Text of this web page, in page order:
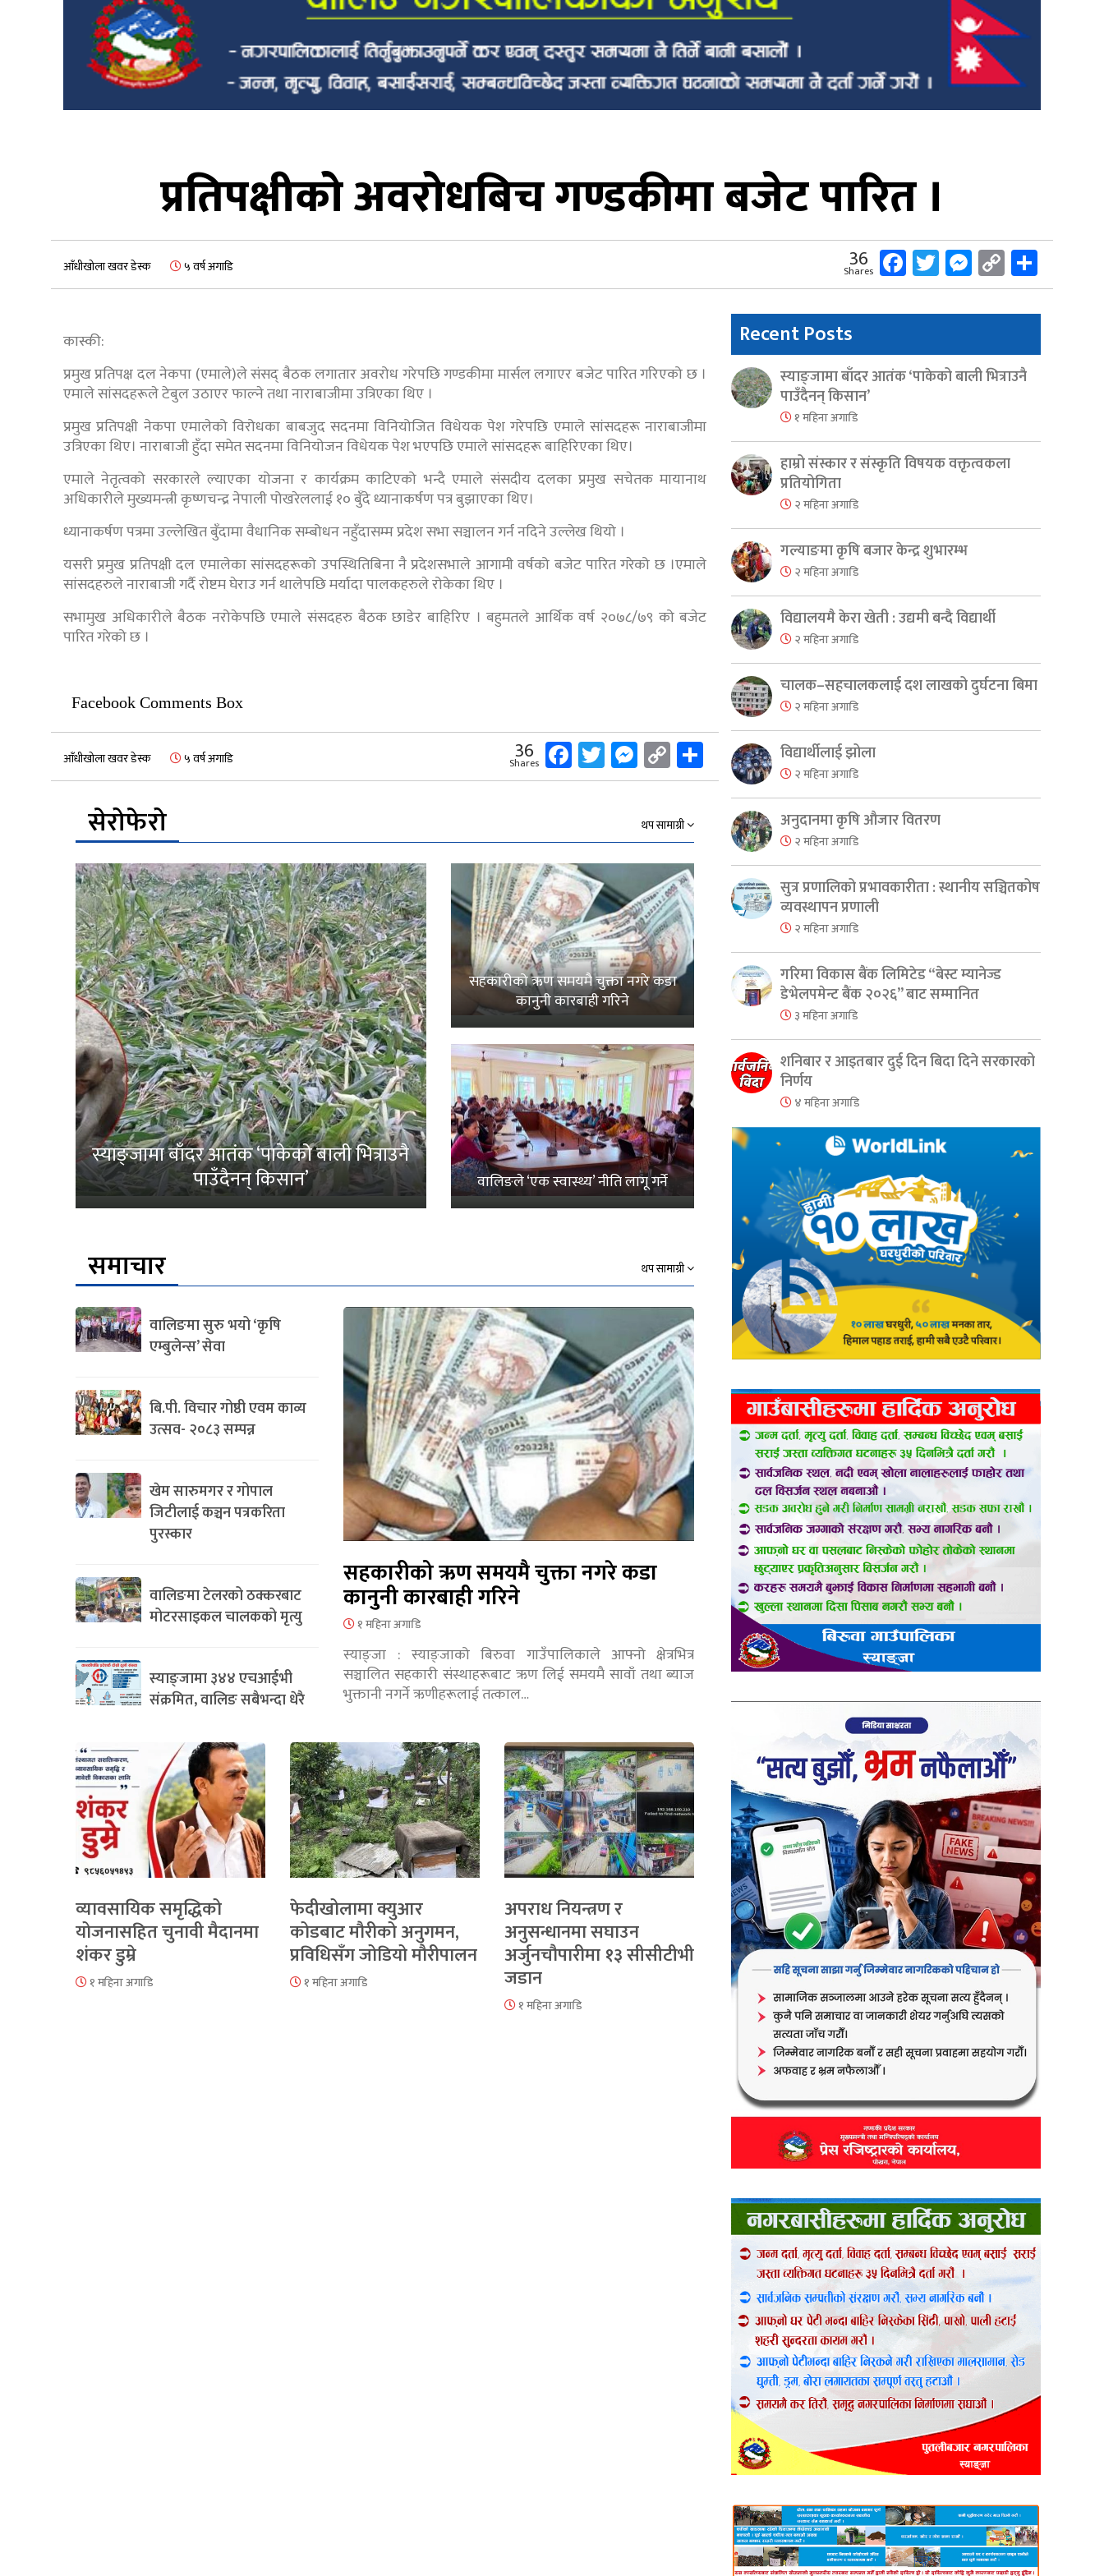
प्रतिपक्षीको अवरोधबिच गण्डकीमा बजेट पारित ।
आँधीखोला खवर डेस्क ५ वर्ष अगाडि 36
Shares Facebook
Twitter
Messenger
Copy
Link
कास्की:
प्रमुख प्रतिपक्ष दल नेकपा (एमाले)ले संसद् बैठक लगातार अवरोध गरेपछि गण्डकीमा मार्सल लगाएर बजेट पारित गरिएको छ ।
एमाले सांसदहरूले टेबुल उठाएर फाल्ने तथा नाराबाजीमा उत्रिएका थिए ।
प्रमुख प्रतिपक्षी नेकपा एमालेको विरोधका बाबजुद सदनमा विनियोजित विधेयक पेश गरेपछि एमाले सांसदहरू नाराबाजीमा
उत्रिएका थिए। नाराबाजी हुँदा समेत सदनमा विनियोजन विधेयक पेश भएपछि एमाले सांसदहरू बाहिरिएका थिए।
एमाले नेतृत्वको सरकारले ल्याएका योजना र कार्यक्रम काटिएको भन्दै एमाले संसदीय दलका प्रमुख सचेतक मायानाथ
अधिकारीले मुख्यमन्त्री कृष्णचन्द्र नेपाली पोखरेललाई १० बुँदे ध्यानाकर्षण पत्र बुझाएका थिए।
ध्यानाकर्षण पत्रमा उल्लेखित बुँदामा वैधानिक सम्बोधन नहुँदासम्म प्रदेश सभा सञ्चालन गर्न नदिने उल्लेख थियो ।
यसरी प्रमुख प्रतिपक्षी दल एमालेका सांसदहरूको उपस्थितिबिना नै प्रदेशसभाले आगामी वर्षको बजेट पारित गरेको छ ।एमाले
सांसदहरुले नाराबाजी गर्दै रोष्टम घेराउ गर्न थालेपछि मर्यादा पालकहरुले रोकेका थिए ।
सभामुख अधिकारीले बैठक नरोकेपछि एमाले संसदहरु बैठक छाडेर बाहिरिए । बहुमतले आर्थिक वर्ष २०७८/७९ को बजेट
पारित गरेको छ ।
Facebook Comments Box
आँधीखोला खवर डेस्क ५ वर्ष अगाडि 36
Shares Facebook
Twitter
Messenger
Copy
Link
Share
सेरोफेरो
थप सामाग्री
स्याङ्जामा बाँदर आतंक ‘पाकेको बाली भित्राउनै
पाउँदैनन् किसान’
सहकारीको ऋण समयमै चुक्ता नगरे कडा
कानुनी कारबाही गरिने
वालिङले ‘एक स्वास्थ्य’ नीति लागू गर्ने
समाचार थप सामाग्री
वालिङमा सुरु भयो ‘कृषि
एम्बुलेन्स’ सेवा
बि.पी. विचार गोष्ठी एवम काव्य
उत्सव- २०८३ सम्पन्न
खेम सारुमगर र गोपाल
जिटीलाई कञ्चन पत्रकरिता
पुरस्कार
वालिङमा टेलरको ठक्करबाट
मोटरसाइकल चालकको मृत्यु
स्याङ्जामा ३४४ एचआईभी
संक्रमित, वालिङ सबैभन्दा धेरै
सहकारीको ऋण समयमै चुक्ता नगरे कडा
कानुनी कारबाही गरिने
१ महिना अगाडि
स्याङ्जा : स्याङ्जाको बिरुवा गाउँपालिकाले आफ्नो क्षेत्रभित्र
सञ्चालित सहकारी संस्थाहरूबाट ऋण लिई समयमै सावाँ तथा ब्याज
भुक्तानी नगर्ने ऋणीहरूलाई तत्काल…
व्यावसायिक समृद्धिको
योजनासहित चुनावी मैदानमा
शंकर डुम्रे
१ महिना अगाडि
फेदीखोलामा क्युआर
कोडबाट मौरीको अनुगमन,
प्रविधिसँग जोडियो मौरीपालन
१ महिना अगाडि
अपराध नियन्त्रण र
अनुसन्धानमा सघाउन
अर्जुनचौपारीमा १३ सीसीटीभी
जडान
१ महिना अगाडि
Recent Posts
स्याङ्जामा बाँदर आतंक ‘पाकेको बाली भित्राउनै
पाउँदैनन् किसान’
१ महिना अगाडि
हाम्रो संस्कार र संस्कृति विषयक वक्तृत्वकला
प्रतियोगिता
२ महिना अगाडि
गल्याङमा कृषि बजार केन्द्र शुभारम्भ
२ महिना अगाडि
विद्यालयमै केरा खेती : उद्यमी बन्दै विद्यार्थी
२ महिना अगाडि
चालक–सहचालकलाई दश लाखको दुर्घटना बिमा
२ महिना अगाडि
विद्यार्थीलाई झोला
२ महिना अगाडि
अनुदानमा कृषि औजार वितरण
२ महिना अगाडि
सुत्र प्रणालिको प्रभावकारीता : स्थानीय सञ्चितकोष
व्यवस्थापन प्रणाली
२ महिना अगाडि
गरिमा विकास बैंक लिमिटेड “बेस्ट म्यानेज्ड
डेभेलपमेन्ट बैंक २०२६” बाट सम्मानित
३ महिना अगाडि
शनिबार र आइतबार दुई दिन बिदा दिने सरकारको
निर्णय
४ महिना अगाडि